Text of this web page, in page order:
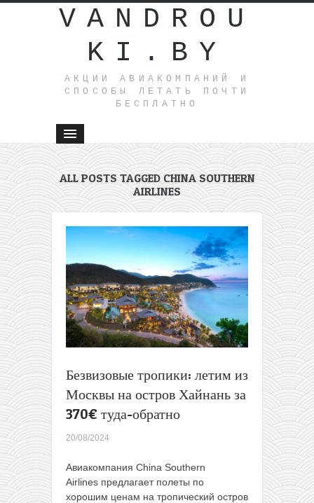
VANDROU
KI.BY
АКЦИИ АВИАКОМПАНИЙ И
СПОСОБЫ ЛЕТАТЬ ПОЧТИ
БЕСПЛАТНО
ALL POSTS TAGGED CHINA SOUTHERN
AIRLINES
Безвизовые тропики: летим из
Москвы на остров Хайнань за
370€ туда-обратно
20/08/2024
Авиакомпания China Southern
Airlines предлагает полеты по
хорошим ценам на тропический остров